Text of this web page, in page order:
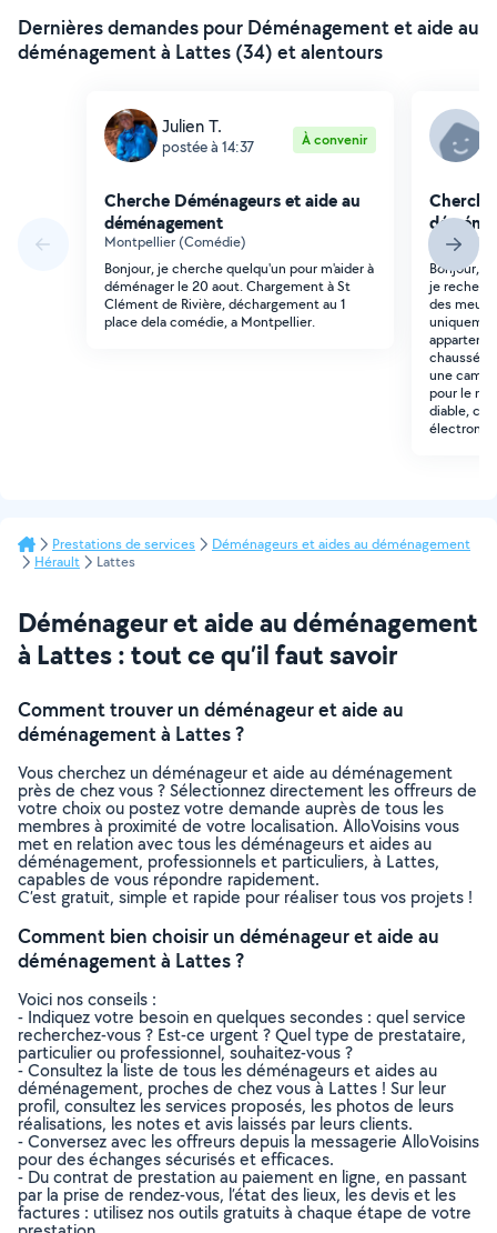
Dernières demandes pour Déménagement et aide au
déménagement à Lattes (34) et alentours
Julien T.
postée à 14:37 À convenir
Cherche Déménageurs et aide au
déménagement
Montpellier (Comédie)
Bonjour, je cherche quelqu'un pour m'aider à
déménager le 20 aout. Chargement à St
Clément de Rivière, déchargement au 1
place dela comédie, a Montpellier.
Bonjour, à
je
des
chaussée
une
pour le
diable,
Prestations de services
Déménageurs et aides au déménagement
Hérault
Lattes
Déménageur et aide au déménagement
à Lattes : tout ce qu’il faut savoir
Comment trouver un déménageur et aide au
déménagement à Lattes ?
Vous cherchez un déménageur et aide au déménagement
près de chez vous ? Sélectionnez directement les offreurs de
votre choix ou postez votre demande auprès de tous les
membres à proximité de votre localisation. AlloVoisins vous
met en relation avec tous les déménageurs et aides au
déménagement, professionnels et particuliers, à Lattes,
capables de vous répondre rapidement.
C’est gratuit, simple et rapide pour réaliser tous vos projets !
Comment bien choisir un déménageur et aide au
déménagement à Lattes ?
Voici nos conseils :
- Indiquez votre besoin en quelques secondes : quel service
recherchez-vous ? Est-ce urgent ? Quel type de prestataire,
particulier ou professionnel, souhaitez-vous ?
- Consultez la liste de tous les déménageurs et aides au
déménagement, proches de chez vous à Lattes ! Sur leur
profil, consultez les services proposés, les photos de leurs
réalisations, les notes et avis laissés par leurs clients.
- Conversez avec les offreurs depuis la messagerie AlloVoisins
pour des échanges sécurisés et efficaces.
- Du contrat de prestation au paiement en ligne, en passant
par la prise de rendez-vous, l’état des lieux, les devis et les
factures : utilisez nos outils gratuits à chaque étape de votre